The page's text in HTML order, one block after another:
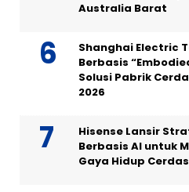
Australia Barat
Shanghai Electric
Berbasis
Solusi Pabrik
2026
Hisense Lansir
Berbasis AI untuk
Gaya Hidup Cerdas